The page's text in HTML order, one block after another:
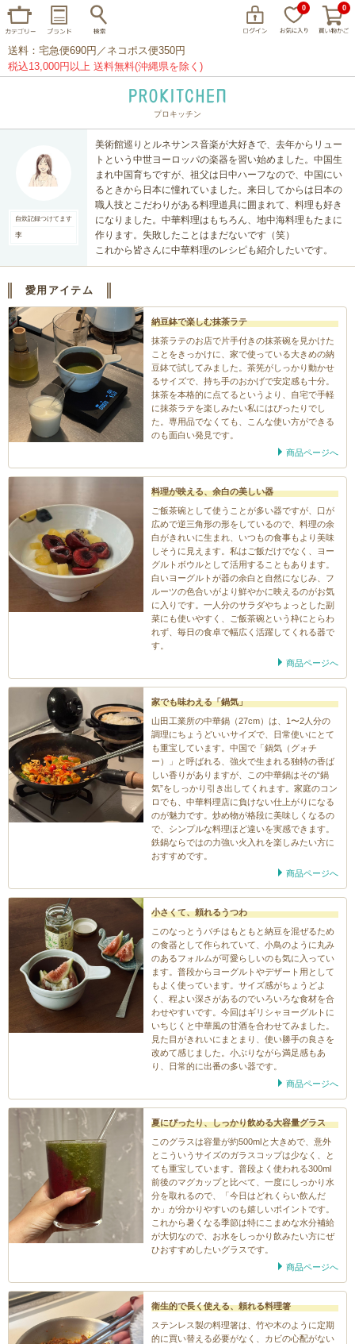
0 0
家事問屋 ウェック フライパン
プレート グラス カトラリー
プロキッチンオリジナル 山田工業所
マリメッコ つきじ常陸屋 柳宗理
閉じる
送料：宅急便690円／ネコポス便350円
税込13,000円以上 送料無料(沖縄県を除く)
プロキッチン
自炊記録つけてます
李
美術館巡りとルネサンス音楽が大好きで、去年からリュー
トという中世ヨーロッパの楽器を習い始めました。中国生
まれ中国育ちですが、祖父は日中ハーフなので、中国にい
るときから日本に憧れていました。来日してからは日本の
職人技とこだわりがある料理道具に囲まれて、料理も好き
になりました。中華料理はもちろん、地中海料理もたまに
作ります。失敗したことはまだないです（笑）
これから皆さんに中華料理のレシピも紹介したいです。
愛用アイテム
納豆鉢で楽しむ抹茶ラテ
抹茶ラテのお店で片手付きの抹茶碗を見かけた
ことをきっかけに、家で使っている大きめの納
豆鉢で試してみました。茶筅がしっかり動かせ
るサイズで、持ち手のおかげで安定感も十分。
抹茶を本格的に点てるというより、自宅で手軽
に抹茶ラテを楽しみたい私にはぴったりでし
た。専用品でなくても、こんな使い方ができる
のも面白い発見です。
商品ページへ
料理が映える、余白の美しい器
ご飯茶碗として使うことが多い器ですが、口が
広めで逆三角形の形をしているので、料理の余
白がきれいに生まれ、いつもの食事もより美味
しそうに見えます。私はご飯だけでなく、ヨー
グルトボウルとして活用することもあります。
白いヨーグルトが器の余白と自然になじみ、フ
ルーツの色合いがより鮮やかに映えるのがお気
に入りです。一人分のサラダやちょっとした副
菜にも使いやすく、ご飯茶碗という枠にとらわ
れず、毎日の食卓で幅広く活躍してくれる器で
す。
商品ページへ
家でも味わえる「鍋気」
山田工業所の中華鍋（27cm）は、1〜2人分の
調理にちょうどいいサイズで、日常使いにとて
も重宝しています。中国で「鍋気（グォチ
ー）」と呼ばれる、強火で生まれる独特の香ば
しい香りがありますが、この中華鍋はその“鍋
気”をしっかり引き出してくれます。家庭のコン
ロでも、中華料理店に負けない仕上がりになる
のが魅力です。炒め物が格段に美味しくなるの
で、シンプルな料理ほど違いを実感できます。
鉄鍋ならではの力強い火入れを楽しみたい方に
おすすめです。
商品ページへ
小さくて、頼れるうつわ
このなっとうバチはもともと納豆を混ぜるため
の食器として作られていて、小鳥のように丸み
のあるフォルムが可愛らしいのも気に入ってい
ます。普段からヨーグルトやデザート用として
もよく使っています。サイズ感がちょうどよ
く、程よい深さがあるのでいろいろな食材を合
わせやすいです。今回はギリシャヨーグルトに
いちじくと中華風の甘酒を合わせてみました。
見た目がきれいにまとまり、使い勝手の良さを
改めて感じました。小ぶりながら満足感もあ
り、日常的に出番の多い器です。
商品ページへ
夏にぴったり、しっかり飲める大容量グラス
このグラスは容量が約500mlと大きめで、意外
とこういうサイズのガラスコップは少なく、と
ても重宝しています。普段よく使われる300ml
前後のマグカップと比べて、一度にしっかり水
分を取れるので、「今日はどれくらい飲んだ
か」が分かりやすいのも嬉しいポイントです。
これから暑くなる季節は特にこまめな水分補給
が大切なので、お水をしっかり飲みたい方にぜ
ひおすすめしたいグラスです。
商品ページへ
衛生的で長く使える、頼れる料理箸
ステンレス製の料理箸は、竹や木のように定期
的に買い替える必要がなく、カビの心配がない